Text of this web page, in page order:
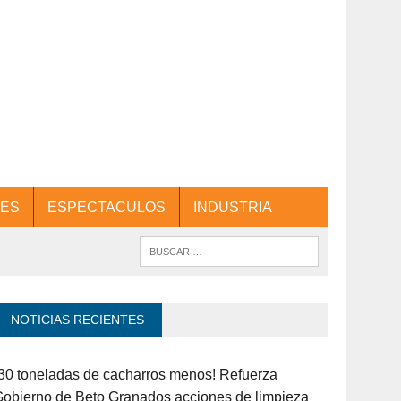
ESPECTACULOS INDUSTRIA
NOTICIAS RECIENTES
toneladas de cacharros menos! Refuerza
de Beto Granados acciones de limpieza